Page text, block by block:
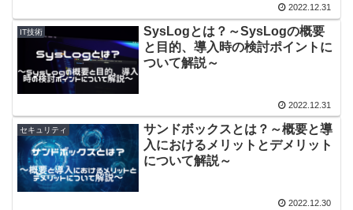
2022.12.31
IT技術
SysLogとは？～SysLogの概要
と目的、導入時の検討ポイントに
ついて解説～
2022.12.31
セキュリティ
サンドボックスとは？～概要と導
入におけるメリットとデメリット
について解説～
2022.12.30